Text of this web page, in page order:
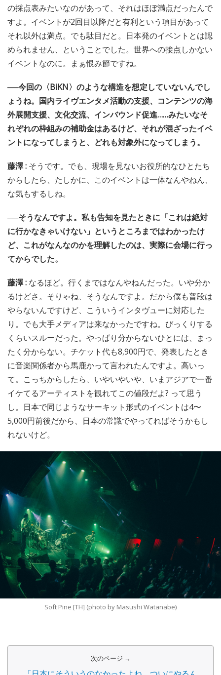
の採点表みたいなのがあって、それはほぼ満点だったんで
すよ。イベントが2回目以降だと有利という項目があって
それ以外は満点。でも駄目だと。日本発のイベントとは認
められません、ということでした。世界への接点しかない
イベントなのに。まぁ恨み節ですね。
──今回の〈BiKN〉のような構造を想定していないんでし
ょうね。国内ライヴエンタメ活動の支援、コンテンツの海
外展開支援、文化交流、インバウンド促進……みたいなそ
れぞれの枠組みの補助金はあるけど、それが混ざったイベ
ントになってしまうと、どれも対象外になってしまう。
藤澤 : そうです。でも、現場を見ないお役所的なひとたち
からしたら、たしかに、このイベントは一体なんやねん、
な気もするしね。
──そうなんですよ。私も告知を見たときに「これは絶対
に行かなきゃいけない」というところまではわかったけ
ど、これがなんなのかを理解したのは、実際に会場に行っ
てからでした。
藤澤 : なるほど。行くまではなんやねんだった。いや分か
るけどさ。そりゃね、そうなんですよ。だから僕も普段は
やらないんですけど、こういうインタヴューに対応した
り。でも大手メディアは来なかったですね。びっくりする
くらいスルーだった。やっぱり分からないひとには、まっ
たく分からない。チケット代も8,900円で、発表したとき
に音楽関係者から馬鹿かって言われたんですよ。高いっ
て。こっちからしたら、いやいやいや、いまアジアで一番
イケてるアーティストを観れてこの値段だよ? って思う
し。日本で同じようなサーキット形式のイベントは4〜
5,000円前後だから、日本の常識でやってればそうかもし
れないけど。
Soft Pine [TH] (photo by Masushi Watanabe)
次のページ →